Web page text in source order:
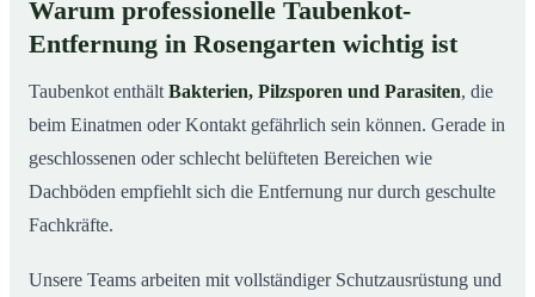
Warum professionelle Taubenkot-
Entfernung in Rosengarten wichtig ist
Taubenkot enthält Bakterien, Pilzsporen und Parasiten, die
beim Einatmen oder Kontakt gefährlich sein können. Gerade in
geschlossenen oder schlecht belüfteten Bereichen wie
Dachböden empfiehlt sich die Entfernung nur durch geschulte
Fachkräfte.
Unsere Teams arbeiten mit vollständiger Schutzausrüstung und